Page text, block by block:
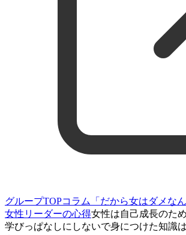
グループTOPコラム
「だから女はダメな
女性リーダーの心得女性は自己成長のた
学びっぱなしにしないで身につけた知識